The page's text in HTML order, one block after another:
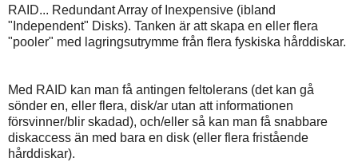
RAID... Redundant Array of Inexpensive (ibland
"Independent" Disks). Tanken är att skapa en eller flera
"pooler" med lagringsutrymme från flera fyskiska hårddiskar.
Med RAID kan man få antingen feltolerans (det kan gå
sönder en, eller flera, disk/ar utan att informationen
försvinner/blir skadad), och/eller så kan man få snabbare
diskaccess än med bara en disk (eller flera fristående
hårddiskar).